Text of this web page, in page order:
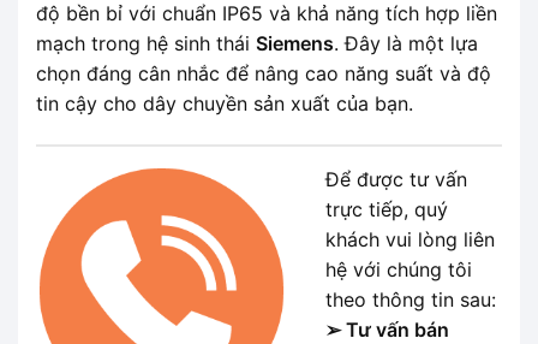
độ bền bỉ với chuẩn IP65 và khả năng tích hợp liền
mạch trong hệ sinh thái Siemens. Đây là một lựa
chọn đáng cân nhắc để nâng cao năng suất và độ
tin cậy cho dây chuyền sản xuất của bạn.
Để được tư vấn
trực tiếp, quý
khách vui lòng liên
hệ với chúng tôi
theo thông tin sau:
➢ Tư vấn bán